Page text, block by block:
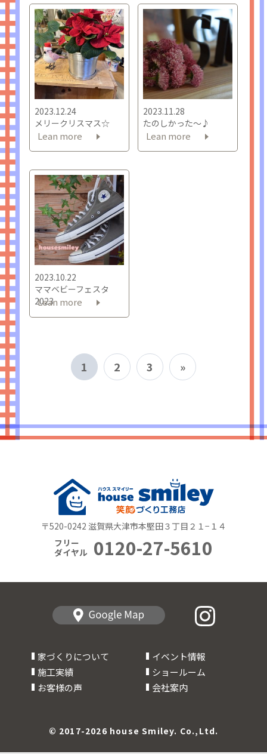
2023.12.24
メリークリスマス☆
Lean more
2023.11.28
たのしかった～♪
Lean more
2023.10.22
ママベビーフェスタ
2023
Lean more
1 2 3 »
〒520-0242 滋賀県大津市本堅田３丁目２１−１４
フリー
ダイヤル 0120-27-5610
家づくりについて
イベント情報
施工実績
ショールーム
お客様の声
会社案内
© 2017-2026 house Smiley. Co.,Ltd.